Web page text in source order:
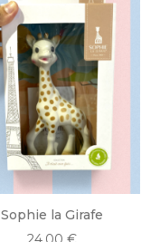
Sophie la Girafe